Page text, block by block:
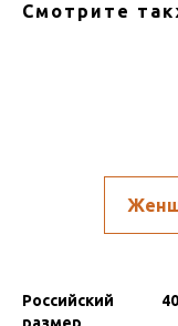
Смотрите
Российский
40